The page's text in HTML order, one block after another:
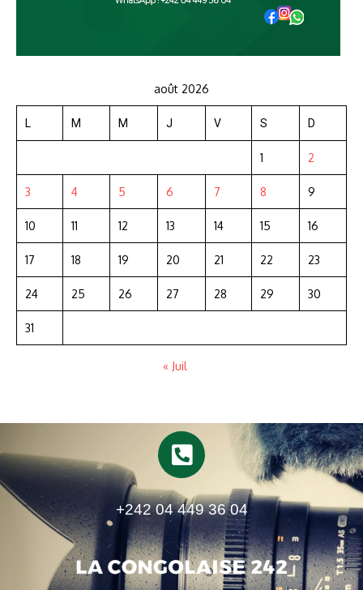
août 2026
L M M J V S D
1 2
3 4 5 6 7 8 9
10 11 12 13 14 15 16
17 18 19 20 21 22 23
24 25 26 27 28 29 30
31
« Juil
+242 04 449 36 04